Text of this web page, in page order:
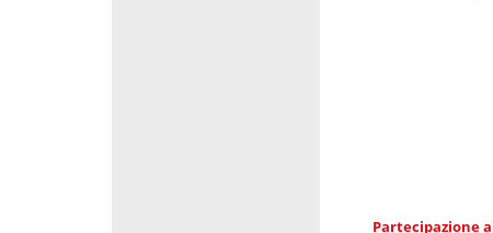
Partecipazione